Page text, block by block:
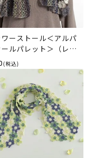
ワーストール＜アルパ
ルパレット＞（レシ
(税込)